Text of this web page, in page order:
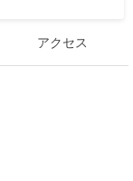
アクセス